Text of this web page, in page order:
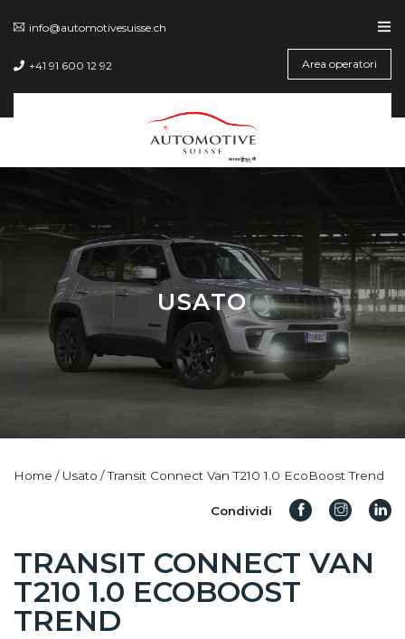
info@automotivesuisse.ch
+41 91 600 12 92 Area operatori
USATO
Home / Usato /Transit Connect Van T210 1.0 EcoBoost Trend
Condividi
TRANSIT CONNECT VAN
T210 1.0 ECOBOOST
TREND